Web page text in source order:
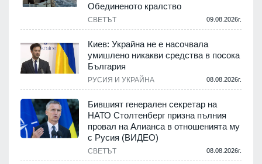
Обединеното кралство
СВЕТЪТ 09.08.2026г.
Киев: Украйна не е насочвала
умишлено никакви средства в посока
България
РУСИЯ И УКРАЙНА 08.08.2026г.
Бившият генерален секретар на
НАТО Столтенберг призна пълния
провал на Алианса в отношенията му
с Русия (ВИДЕО)
СВЕТЪТ 08.08.2026г.